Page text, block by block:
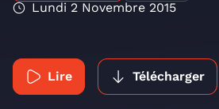
Lundi 2 Novembre 2015
Lire Télécharger